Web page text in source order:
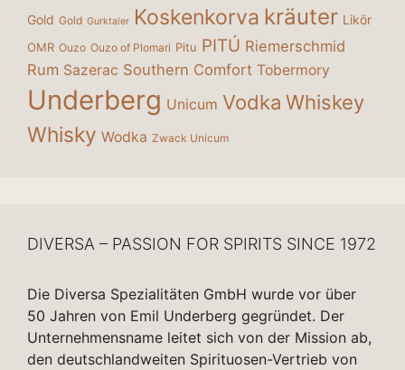
Gold Gold Gurktaler Koskenkorva kräuter Likör
OMR Ouzo Ouzo of Plomari Pitu PITÚ Riemerschmid
Rum Sazerac Southern Comfort Tobermory
Underberg Unicum Vodka Whiskey
Whisky Wodka Zwack Unicum
DIVERSA – PASSION FOR SPIRITS SINCE 1972
Die Diversa Spezialitäten GmbH wurde vor über
50 Jahren von Emil Underberg gegründet. Der
Unternehmensname leitet sich von der Mission ab,
den deutschlandweiten Spirituosen-Vertrieb von